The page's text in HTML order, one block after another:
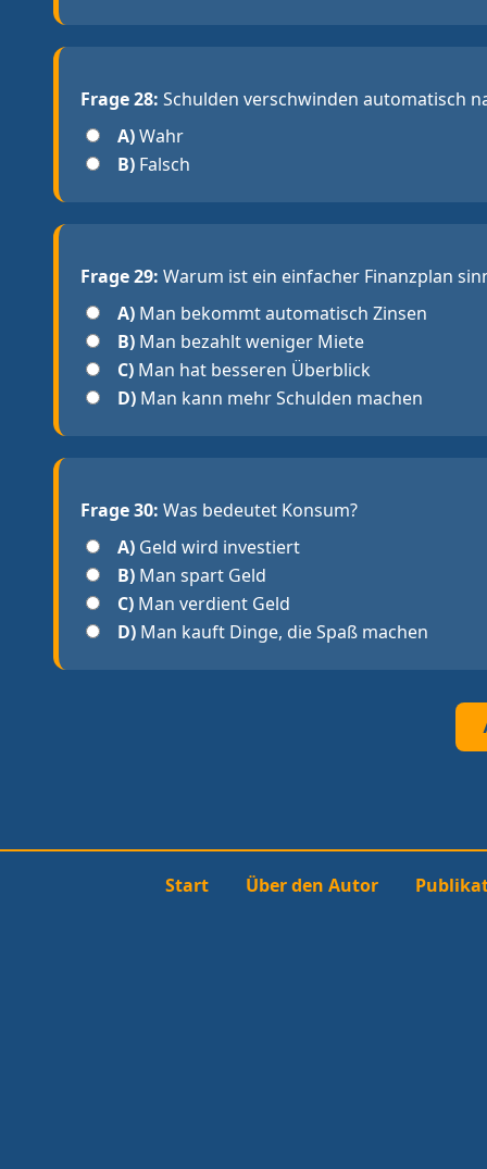
Frage 28: Schulden verschwinden automatisch
A)Wahr
B) Falsch
Frage 29: Warum ist ein einfacher Finanzplan
A) Man bekommt automatisch Zinsen
B) Man bezahlt weniger Miete
C) Man hat besseren Überblick
D) Man kann mehr Schulden machen
Frage 30: Was bedeutet Konsum?
A) Geld wird investiert
B) Man spart Geld
C) Man verdient Geld
D) Man kauft Dinge, die Spaß machen
Start Über den Autor